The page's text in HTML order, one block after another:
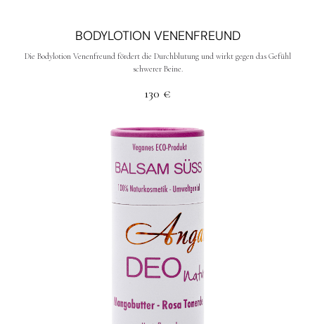
BODYLOTION VENENFREUND
Die Bodylotion Venenfreund fördert die Durchblutung und wirkt gegen das Gefühl
schwerer Beine.
130 €